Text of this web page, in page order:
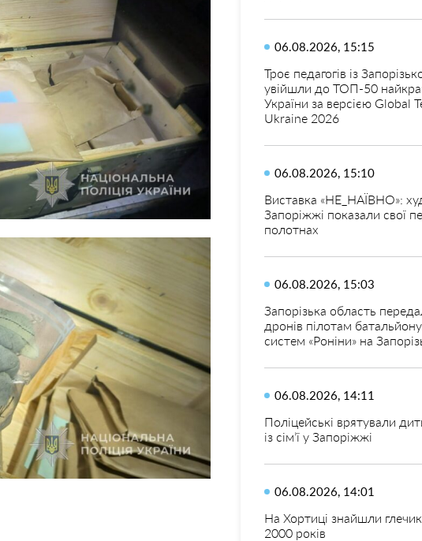
06.08.2026, 15:15
Троє педагогів із
увійшли до ТОП-50
України за версією Global
Ukraine 2026
06.08.2026, 15:10
Виставка «НЕ_НАЇВНО»:
Запоріжжі показали свої
полотнах
06.08.2026, 15:03
Запорізька область
дронів пілотам
систем «Роніни» на
06.08.2026, 14:11
Поліцейські врятували
із сім’ї у Запоріжжі
06.08.2026, 14:01
На Хортиці знайшли
2000 років